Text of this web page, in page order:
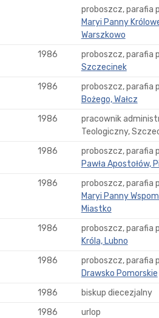
proboszcz, parafia
Maryi Panny
Warszkowo
1986 proboszcz, parafia
Szczecinek
1986 proboszcz, parafia
Bożego, Wałcz
1986
pracownik
Teologiczny,
1986 proboszcz, parafia
Pawła Apostołów,
1986 proboszcz, parafia
Maryi Panny
Miastko
1986 proboszcz, parafia
Króla, Lubno
1986 proboszcz, parafia
Drawsko Pomorskie
1986
biskup diecezjalny
1986
urlop